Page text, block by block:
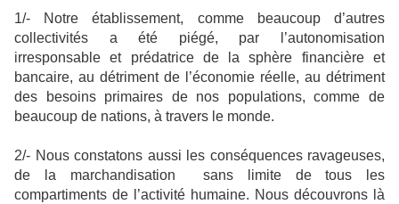
1/- Notre établissement, comme beaucoup d’autres
collectivités a été piégé, par l’autonomisation
irresponsable et prédatrice de la sphère financière et
bancaire, au détriment de l’économie réelle, au détriment
des besoins primaires de nos populations, comme de
beaucoup de nations, à travers le monde.
2/- Nous constatons aussi les conséquences ravageuses,
de la marchandisation sans limite de tous les
compartiments de l’activité humaine. Nous découvrons là